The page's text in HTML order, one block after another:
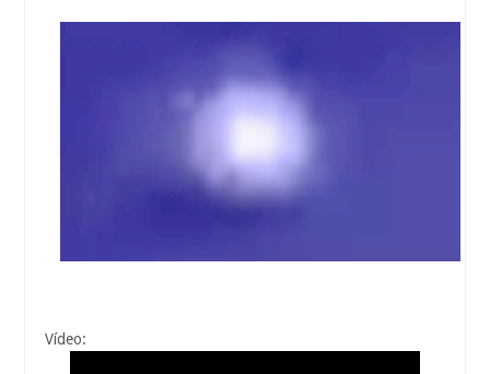
Vídeo: